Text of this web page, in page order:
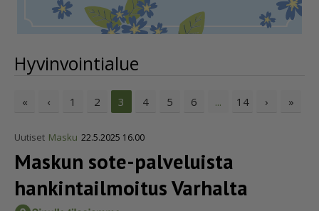
Hyvinvointialue
« ‹ 1 2 3 4 5 6 ... 14 › »
Uutiset Masku 22.5.2025 16.00
Maskun sote-palveluista
hankin­tail­moitus Varhalta